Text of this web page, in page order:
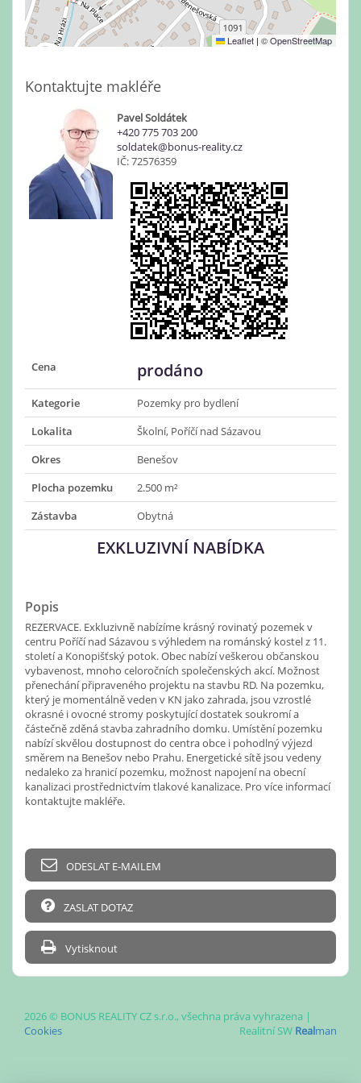
Leaflet | ©OpenStreetMap
Kontaktujte makléře
Pavel Soldátek
+420 775 703 200
soldatek@bonus-reality.cz
IČ: 72576359
Cena prodáno
Kategorie
Pozemky pro bydlení
Lokalita
Školní, Poříčí nad Sázavou
Okres
Benešov
Plocha pozemku
2.500 m²
Zástavba
Obytná
EXKLUZIVNÍ NABÍDKA
Popis
REZERVACE. Exkluzivně nabízíme krásný rovinatý pozemek v
centru Poříčí nad Sázavou s výhledem na románský kostel z 11.
století a Konopišťský potok. Obec nabízí veškerou občanskou
vybavenost, mnoho celoročních společenských akcí. Možnost
přenechání připraveného projektu na stavbu RD. Na pozemku,
který je momentálně veden v KN jako zahrada, jsou vzrostlé
okrasné i ovocné stromy poskytující dostatek soukromí a
částečně zděná stavba zahradního domku. Umístění pozemku
nabízí skvělou dostupnost do centra obce i pohodlný výjezd
směrem na Benešov nebo Prahu. Energetické sítě jsou vedeny
nedaleko za hranicí pozemku, možnost napojení na obecní
kanalizaci prostřednictvím tlakové kanalizace. Pro více informací
kontaktujte makléře.
ODESLAT E-MAILEM
ZASLAT DOTAZ
Vytisknout
2026 © BONUS REALITY CZ s.r.o., všechna práva vyhrazena |
Cookies
Realitní SW Realman